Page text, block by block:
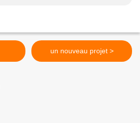
un nouveau projet >